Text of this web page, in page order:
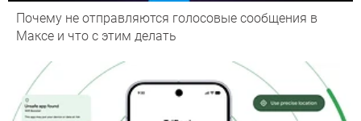
Почему не отправляются голосовые сообщения в
Максе и что с этим делать